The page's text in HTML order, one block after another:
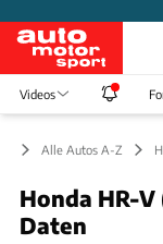
Videos
Alle Autos A-Z
Honda HR-
Daten